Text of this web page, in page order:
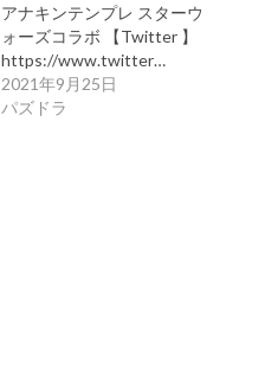
アナキンテンプレ スターウ
ォーズコラボ 【Twitter 】
https://www.twitter…
2021年9月25日
パズドラ